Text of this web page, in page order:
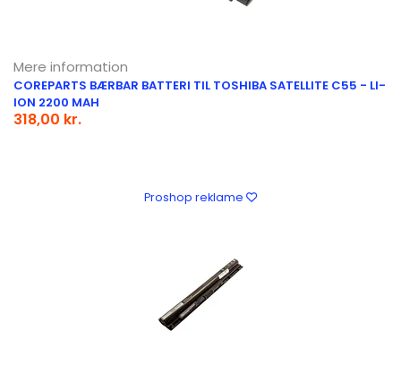
Mere information
COREPARTS BÆRBAR BATTERI TIL TOSHIBA SATELLITE C55 - LI-
ION 2200 MAH
318,00 kr.
Proshop reklame